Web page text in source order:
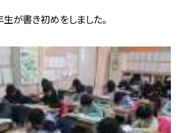
生が書き初めをしました。